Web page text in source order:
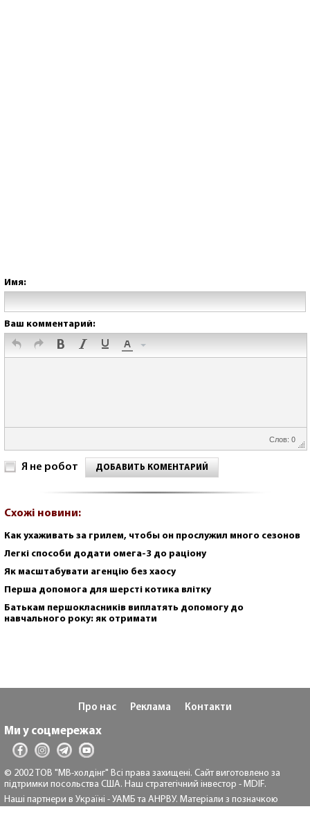
Имя:
Ваш комментарий:
Слов: 0
Я не робот ДОБАВИТЬ КОМЕНТАРИЙ
Схожі новини:
Как ухаживать за грилем, чтобы он прослужил много сезонов
Легкі способи додати омега-3 до раціону
Як масштабувати агенцію без хаосу
Перша допомога для шерсті котика влітку
Батькам першокласників виплатять допомогу до
навчального року: як отримати
Про нас Реклама Контакти
Ми у соцмережах
© 2002 ТОВ "МВ-холдінг" Всі права захищені. Сайт виготовлено за
підтримки посольства США. Наш стратегічний інвестор - MDIF.
Наші партнери в Україні - УАМБ та АНРВУ. Матеріали з позначкою